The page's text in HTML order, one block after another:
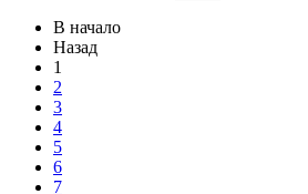
В начало
Назад
1
2
3
4
5
6
7